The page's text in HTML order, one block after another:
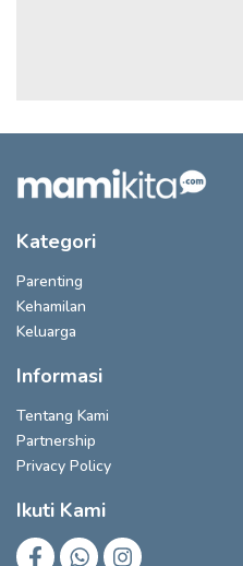
Kategori
Parenting
Kehamilan
Keluarga
Informasi
Tentang Kami
Partnership
Privacy Policy
Ikuti Kami